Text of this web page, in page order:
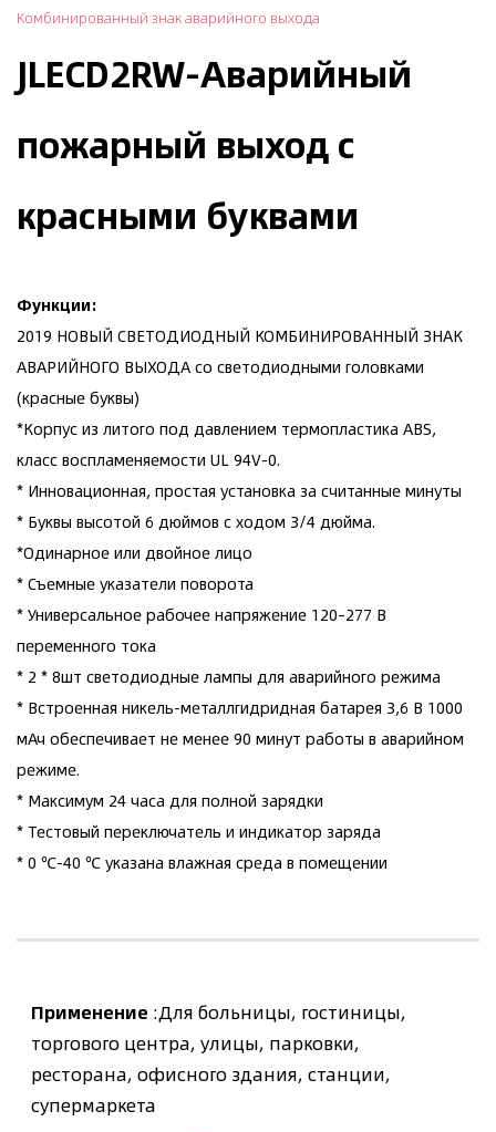
Комбинированный знак аварийного выхода
JLECD2RW-Аварийный
пожарный выход с
красными буквами
Функции:
2019 НОВЫЙ СВЕТОДИОДНЫЙ КОМБИНИРОВАННЫЙ ЗНАК
АВАРИЙНОГО ВЫХОДА со светодиодными головками
(красные буквы)
*Корпус из литого под давлением термопластика ABS,
класс воспламеняемости UL 94V-0.
* Инновационная, простая установка за считанные минуты
* Буквы высотой 6 дюймов с ходом 3/4 дюйма.
*Одинарное или двойное лицо
* Съемные указатели поворота
* Универсальное рабочее напряжение 120–277 В
переменного тока
* 2 * 8шт светодиодные лампы для аварийного режима
* Встроенная никель-металлгидридная батарея 3,6 В 1000
мАч обеспечивает не менее 90 минут работы в аварийном
режиме.
* Максимум 24 часа для полной зарядки
* Тестовый переключатель и индикатор заряда
* 0 ℃-40 ℃ указана влажная среда в помещении
Применение :Для больницы, гостиницы,
торгового центра, улицы, парковки,
ресторана, офисного здания, станции,
супермаркета